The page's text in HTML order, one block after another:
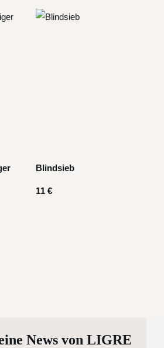
Blindsieb
11 €
News von LIGRE